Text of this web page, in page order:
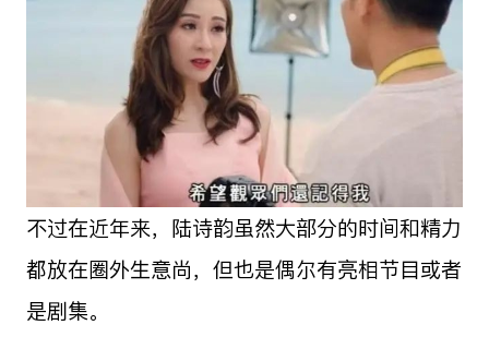
不过在近年来，陆诗韵虽然大部分的时间和精力
都放在圈外生意尚，但也是偶尔有亮相节目或者
是剧集。